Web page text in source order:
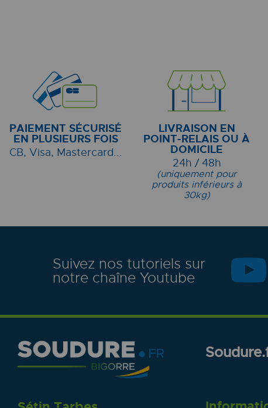
PAIEMENT SÉCURISÉ
EN PLUSIEURS FOIS
CB, Visa, Mastercard...
LIVRAISON EN
POINT-RELAIS OU À
DOMICILE
24h / 48h
(uniquement pour
produits inférieurs à
30kg)
Suivez nos tutoriels sur
notre chaîne Youtube